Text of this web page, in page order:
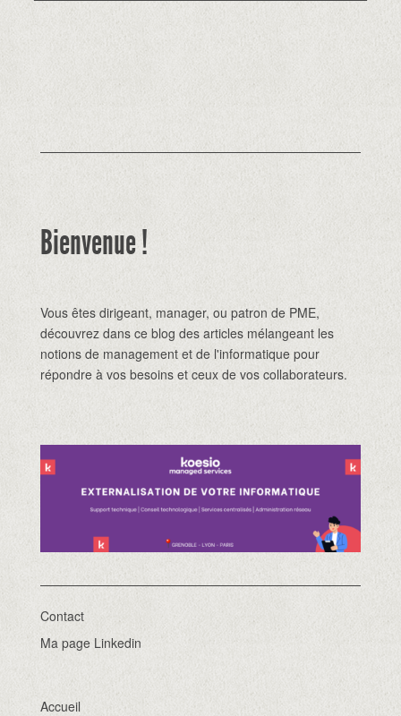
Bienvenue !
Vous êtes dirigeant, manager, ou patron de PME,
découvrez dans ce blog des articles mélangeant les
notions de management et de l'informatique pour
répondre à vos besoins et ceux de vos collaborateurs.
Contact
Ma page Linkedin
Accueil